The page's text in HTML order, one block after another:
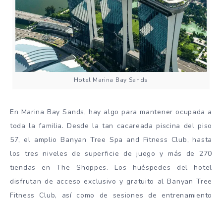
Hotel Marina Bay Sands
En Marina Bay Sands, hay algo para mantener ocupada a
toda la familia. Desde la tan cacareada piscina del piso
57, el amplio Banyan Tree Spa and Fitness Club, hasta
los tres niveles de superficie de juego y más de 270
tiendas en The Shoppes. Los huéspedes del hotel
disfrutan de acceso exclusivo y gratuito al Banyan Tree
Fitness Club, así como de sesiones de entrenamiento